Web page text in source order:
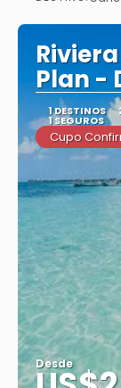
Plan -
1 DESTINOS
1 SEGUROS
Cupo
Desde